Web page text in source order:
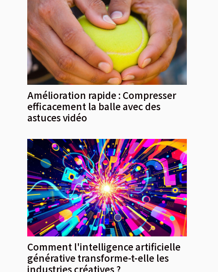
Amélioration rapide : Compresser
efficacement la balle avec des
astuces vidéo
Comment l'intelligence artificielle
générative transforme-t-elle les
industries créatives ?